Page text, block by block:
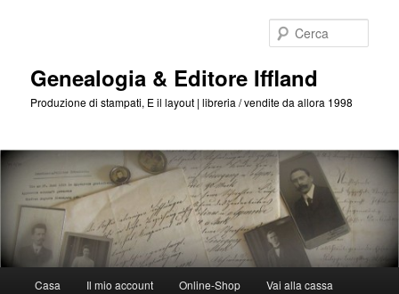
Genealogia & Editore Iffland
Produzione di stampati, E il layout | libreria / vendite da allora 1998
Casa Il mio account Online-Shop Vai alla cassa